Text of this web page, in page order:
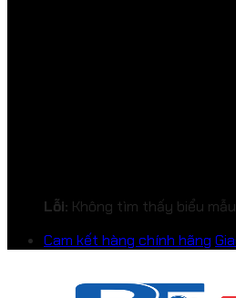
Lỗi: Không tìm thấy biểu
Cam kết hàng chính hãng